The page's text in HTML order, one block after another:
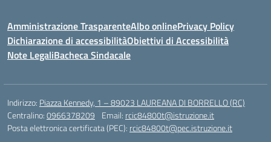
Amministrazione TrasparenteAlbo onlinePrivacy Policy
Dichiarazione di accessibilitàObiettivi di Accessibilità
Note LegaliBacheca Sindacale
Indirizzo: Piazza Kennedy, 1 – 89023 LAUREANA DI BORRELLO (RC)
Centralino:0966378209 Email: rcic84800t@istruzione.it
Posta elettronica certificata (PEC): rcic84800t@pec.istruzione.it